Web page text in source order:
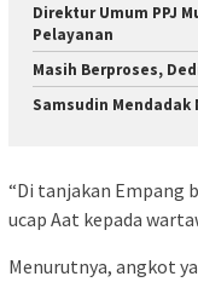
Direktur Umum PPJ
Pelayanan
Masih Berproses,
Samsudin Mendadak
“Di tanjakan Empang
ucap Aat kepada
Menurutnya, angkot